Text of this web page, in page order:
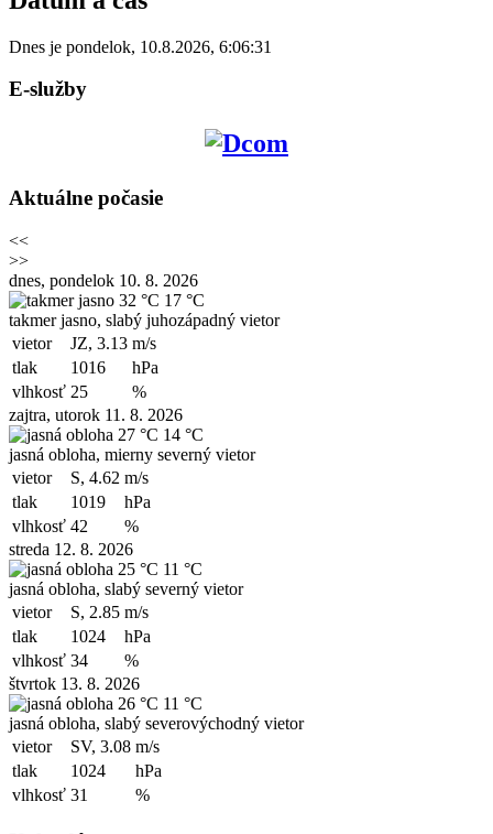
Dnes je pondelok, 10.8.2026, 6:06:31
E-služby
Aktuálne počasie
<<
>>
dnes, pondelok 10. 8. 2026
32 °C 17 °C
takmer jasno, slabý juhozápadný vietor
vietor
JZ, 3.13 m/s
tlak
1016
hPa
vlhkosť 25
%
zajtra, utorok 11. 8. 2026
27 °C 14 °C
jasná obloha, mierny severný vietor
vietor
S, 4.62 m/s
tlak
1019
hPa
vlhkosť 42
%
streda 12. 8. 2026
25 °C 11 °C
jasná obloha, slabý severný vietor
vietor
S, 2.85 m/s
tlak
1024
hPa
vlhkosť 34
%
štvrtok 13. 8. 2026
26 °C 11 °C
jasná obloha, slabý severovýchodný vietor
vietor
SV, 3.08 m/s
tlak
1024
hPa
vlhkosť 31 %